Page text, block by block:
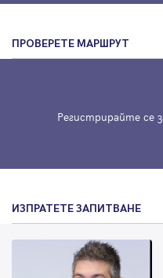
ПРОВЕРЕТЕ МАРШРУТ
Регистрирайте се
ИЗПРАТЕТЕ ЗАПИТВАНЕ